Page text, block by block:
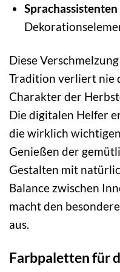
Sprachassistenten
Diese
Tradition verliert nie
Charakter der
Die digitalen Helfer
die wirklich
Genießen der
Gestalten mit
Balance zwischen
macht den
aus.
Farbpaletten für